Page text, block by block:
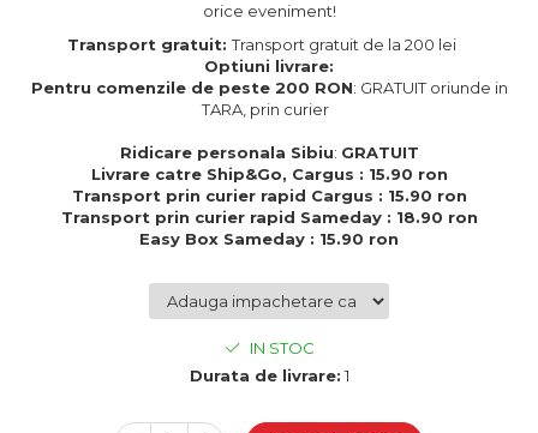
Decoratiuni pentru casa
Genti si portofele barbati din
Cadouri de Paste
Produse personalizate pentru
nunti si botezuri
Cadouri personalizate pentru
orice eveniment!
Transport gratuit:Transport gratuit de la 200 lei
Optiuni livrare:
Pentru comenzile de peste 200 RON: GRATUIT oriunde in
TARA, prin curier
Ridicare personala Sibiu: GRATUIT
Livrare catre Ship&Go, Cargus : 15.90 ron
Transport prin curier rapid Cargus : 15.90 ron
Transport prin curier rapid Sameday : 18.90 ron
Easy Box Sameday : 15.90 ron
IN STOC
Durata de livrare: 1